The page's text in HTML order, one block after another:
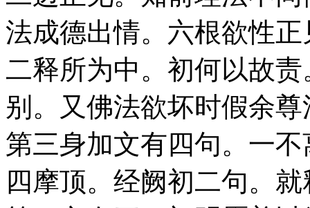
法成德出情。六根欲性
二释所为中。初何以故
别。又佛法欲坏时假余
第三身加文有四句。一
四摩顶。经阙初二句。